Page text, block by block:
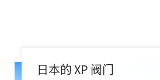
日本的 XP 阀门